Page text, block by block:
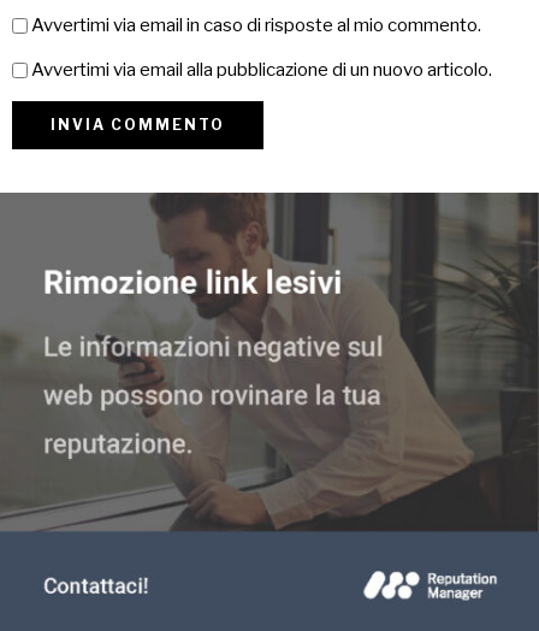
Avvertimi via email in caso di risposte al mio commento.
Avvertimi via email alla pubblicazione di un nuovo articolo.